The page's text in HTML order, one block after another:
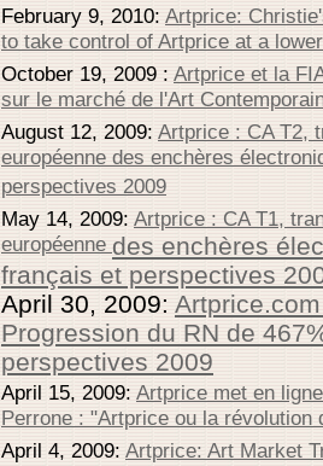
February 9, 2010: Artprice:
to take control of Artprice at a
October 19, 2009 : Artprice et la
sur le marché de l'Art
August 12, 2009: Artprice : CA T2,
européenne des enchères
perspectives 2009
May 14, 2009: Artprice : CA T1,
européennedes enchères
français et perspectives
April 30, 2009:
Progression du RN de
perspectives 2009
April 15, 2009: Artprice met en
Perrone : "Artprice ou la révolution
April 4, 2009: Artprice: Art Market